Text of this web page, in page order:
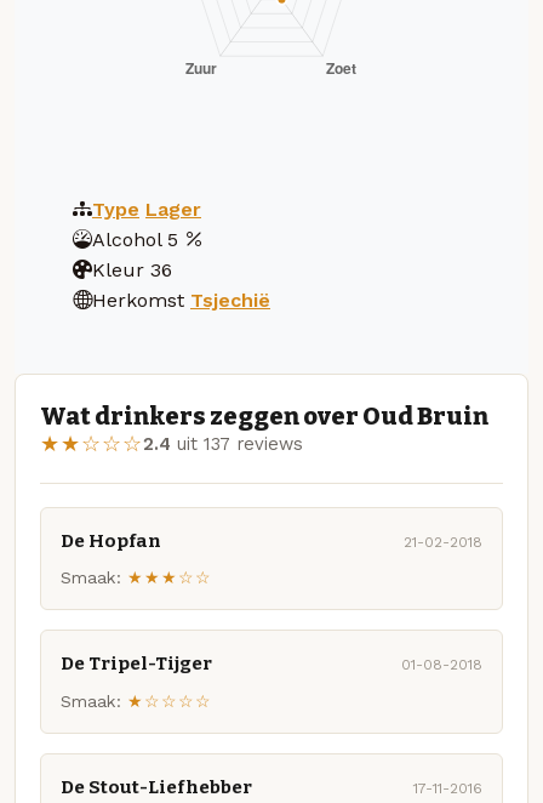
Type Lager
Alcohol 5
Kleur 36
Herkomst Tsjechië
Wat drinkers zeggen over Oud Bruin
★★☆☆☆2.4 uit 137 reviews
De Hopfan 21-02-2018
Smaak: ★★★☆☆
De Tripel-Tijger 01-08-2018
Smaak: ★☆☆☆☆
De Stout-Liefhebber 17-11-2016